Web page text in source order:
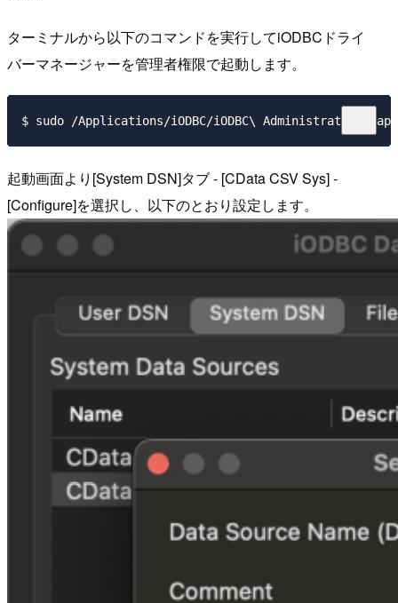
ターミナルから以下のコマンドを実行してiODBCドライ
バーマネージャーを管理者権限で起動します。
起動画面より[System DSN]タブ - [CData CSV Sys] -
[Configure]を選択し、以下のとおり設定します。